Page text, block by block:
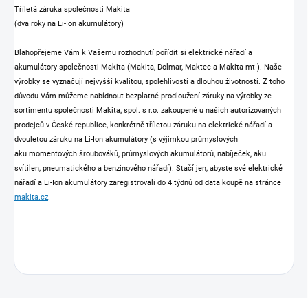
Tříletá záruka společnosti Makita
(dva roky na Li-Ion akumulátory)
Blahopřejeme Vám k Vašemu rozhodnutí pořídit si elektrické nářadí a
akumulátory společnosti Makita (Makita, Dolmar, Maktec a Makita-mt-). Naše
výrobky se vyznačují nejvyšší kvalitou, spolehlivostí a dlouhou životností. Z toho
důvodu Vám můžeme nabídnout bezplatné prodloužení záruky na výrobky ze
sortimentu společnosti Makita, spol. s r.o. zakoupené u našich autorizovaných
prodejců v České republice, konkrétně tříletou záruku na elektrické nářadí a
dvouletou záruku na Li-Ion akumulátory (s výjimkou průmyslových
aku momentových šroubováků, průmyslových akumulátorů, nabíječek, aku
svítilen, pneumatického a benzinového nářadí). Stačí jen, abyste své elektrické
nářadí a Li-Ion akumulátory zaregistrovali do 4 týdnů od data koupě na stránce
makita.cz.